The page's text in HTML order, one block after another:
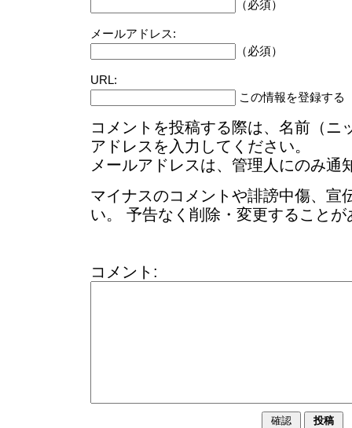
（必須）
メールアドレス:
（必須）
URL:
この情報を登録する
コメントを投稿する際は、名前（ニ
アドレスを入力してください。
メールアドレスは、管理人にのみ通
マイナスのコメントや誹謗中傷、宣
い。 予告なく削除・変更することが
コメント: